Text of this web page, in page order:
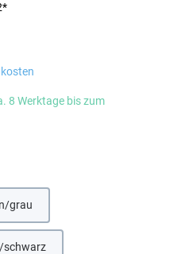
8 Werktage bis zum
verfügbar.)
grauOption ist zurzeit nicht verfügbar.)
schwarz